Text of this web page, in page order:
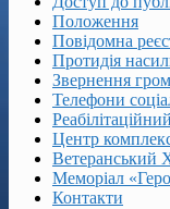
Положення
Повідомна
Протидія
Звернення
Телефони
Центр
Ветеранський
Меморіал
Контакти